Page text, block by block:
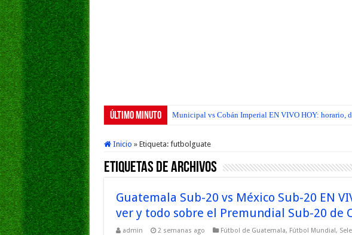
Último Minuto Municipal vs Cobán Imperial EN VIVO HOY: horario,
Inicio » Etiqueta: futbolguate
Etiquetas de Archivos
Guatemala Sub-20 vs México Sub-20 EN
ver y todo sobre el Premundial Sub-20 de
admin 2 semanas ago Fútbol de Guatemala, Fútbol Mundial,